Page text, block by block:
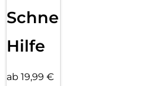
Schnelle
Hilfe
ab 19,99 €